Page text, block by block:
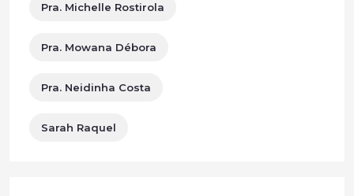
Pra. Michelle Rostirola
Pra. Mowana Débora
Pra. Neidinha Costa
Sarah Raquel